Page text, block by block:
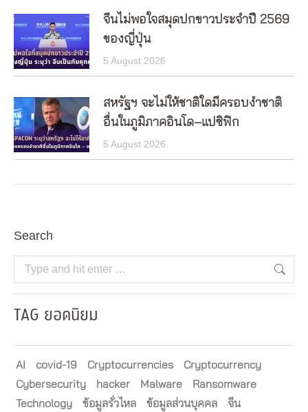
จีนไม่พอใจสมุดปกขาวประจำปี 2569
ของญี่ปุ่น
5 August 2026
สหรัฐฯ จะไม่ให้ชาติใดมีครอบงำชาติ
อื่นในภูมิภาคอินโด–แปซิฟิก
5 August 2026
Search
Search:
TAG ยอดนิยม
AI covid-19 Cryptocurrencies
Cryptocurrency
Cybersecurity
hacker Malware
Ransomware
Technology
ข้อมูลรั่วไหล ข้อมูลส่วนบุคคล
จีน